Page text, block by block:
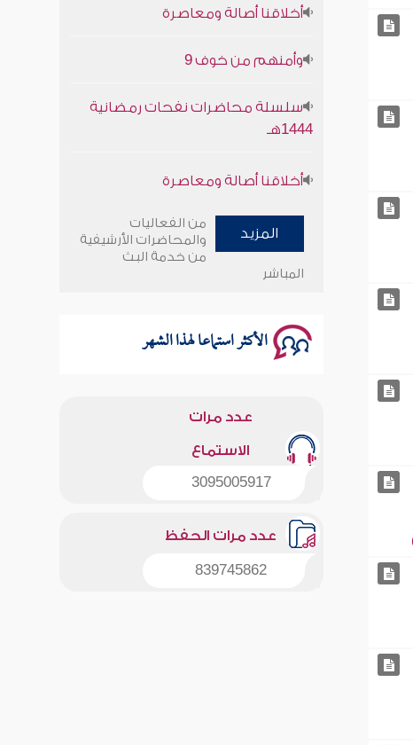
سلسلة محاضرات نفحات رمضانية
المزيد
من الفعاليات
والمحاضرات الأرشيفية
من خدمة البث
المباشر
الأكثر استماعا لهذا الشهر
عدد مرات
الاستماع
3095005917
عدد مرات الحفظ
839745862